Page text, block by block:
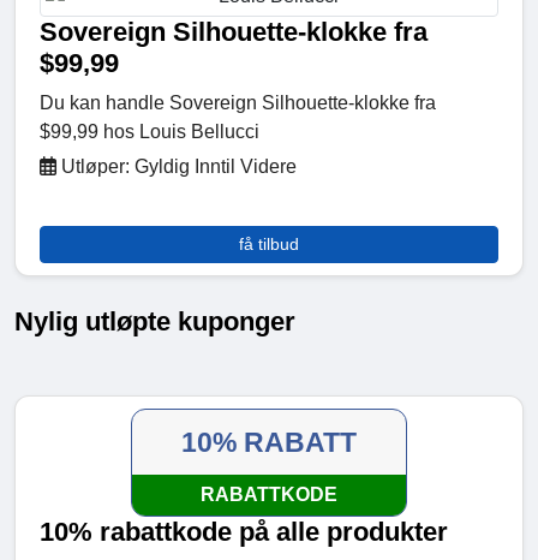
Sovereign Silhouette-klokke fra
$99,99
Du kan handle Sovereign Silhouette-klokke fra
$99,99 hos Louis Bellucci
Utløper: Gyldig Inntil Videre
få tilbud
Nylig utløpte kuponger
10% RABATT
RABATTKODE
10% rabattkode på alle produkter